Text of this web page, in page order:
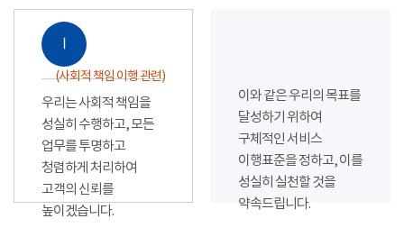
Ⅰ
(사회적 책임 이행 관련)
우리는 사회적 책임을
성실히 수행하고, 모든
업무를 투명하고
청렴하게 처리하여
고객의 신뢰를
높이겠습니다.
이와 같은 우리의 목표를
달성하기 위하여
구체적인 서비스
이행표준을 정하고, 이를
성실히 실천할 것을
약속드립니다.